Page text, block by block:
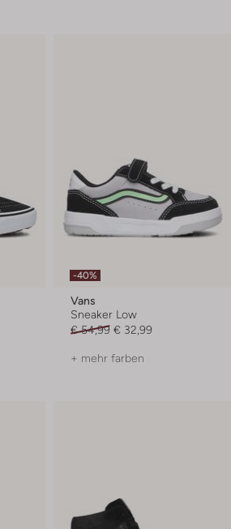
-40%
Vans
Sneaker Low
€ 54,99 € 32,99
+ mehr farben